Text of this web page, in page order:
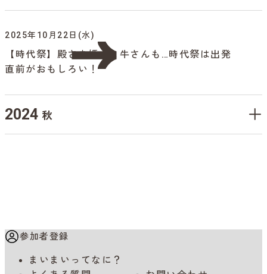
2025年10月22日(水)
【時代祭】殿さま姫さま牛さんも…時代祭は出発
直前がおもしろい！
2024 秋
参加者登録
まいまいってなに？